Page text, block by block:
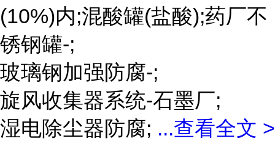
(10%)内;混酸罐(盐酸);药厂不
锈钢罐-;
玻璃钢加强防腐-;
旋风收集器系统-石墨厂;
湿电除尘器防腐; ...查看全文 >